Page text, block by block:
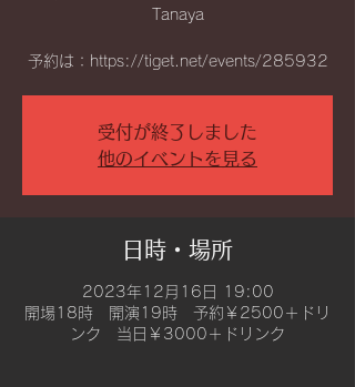
Tanaya
予約は：https://tiget.net/events/285932
受付が終了しました
他のイベントを見る
日時・場所
2023年12月16日 19:00
開場18時 開演19時 予約￥2500＋ドリ
ンク 当日￥3000＋ドリンク